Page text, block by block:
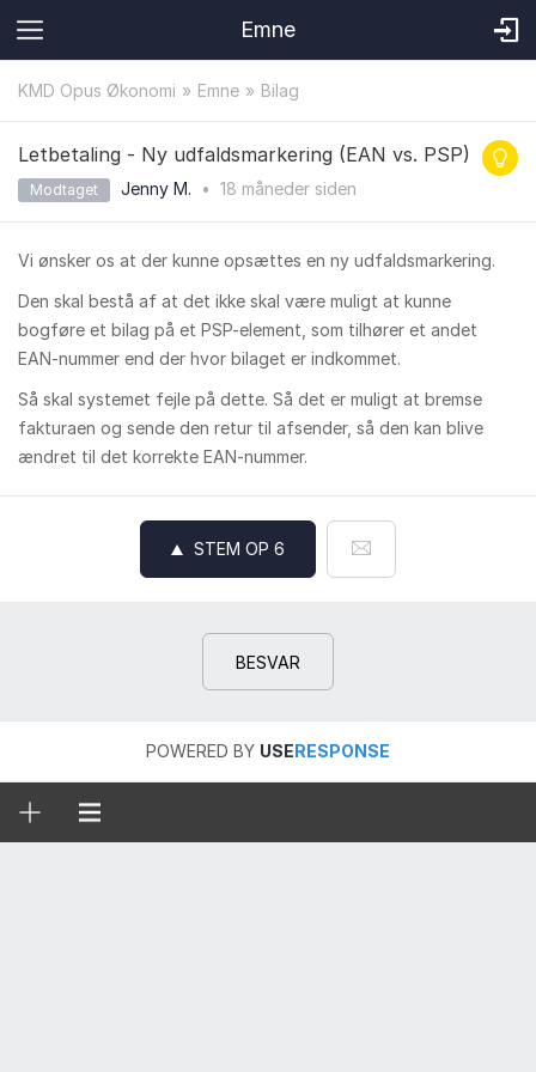
Emne
KMD Opus Økonomi Emne Bilag
Letbetaling - Ny udfaldsmarkering (EAN vs. PSP)
Modtaget Jenny M. • 18 måneder siden
Vi ønsker os at der kunne opsættes en ny udfaldsmarkering.
Den skal bestå af at det ikke skal være muligt at kunne
bogføre et bilag på et PSP-element, som tilhører et andet
EAN-nummer end der hvor bilaget er indkommet.
Så skal systemet fejle på dette. Så det er muligt at bremse
fakturaen og sende den retur til afsender, så den kan blive
ændret til det korrekte EAN-nummer.
STEM OP 6
BESVAR
POWERED BY USERESPONSE